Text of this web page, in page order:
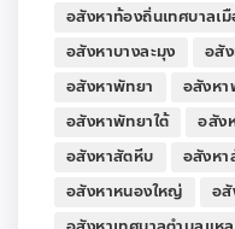
อสังหาท้องถิ่นเทศบาลเ
อสังหาบางละมุง
อสั
อสังหาพัทยา
อสังห
อสังหาพัทยาใต้
อสัง
อสังหาสัตหีบ
อสังหา
อสังหาหนองใหญ่
อสั